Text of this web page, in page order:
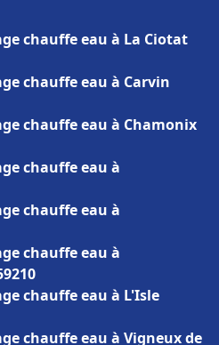
chauffe eau à La Ciotat
chauffe eau à Carvin
chauffe eau à Chamonix
chauffe eau à
chauffe eau à
chauffe eau à
chauffe eau à L'Isle
chauffe eau à Vigneux de